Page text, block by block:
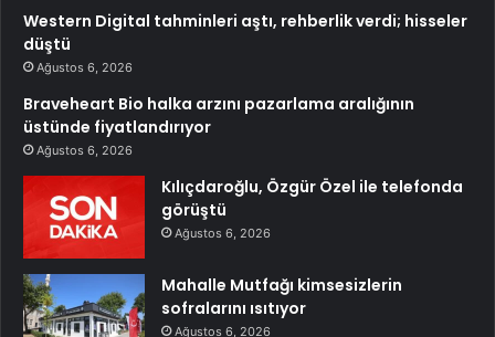
Western Digital tahminleri aştı, rehberlik verdi; hisseler
düştü
Ağustos 6, 2026
Braveheart Bio halka arzını pazarlama aralığının
üstünde fiyatlandırıyor
Ağustos 6, 2026
Kılıçdaroğlu, Özgür Özel ile telefonda
görüştü
Ağustos 6, 2026
Mahalle Mutfağı kimsesizlerin
sofralarını ısıtıyor
Ağustos 6, 2026